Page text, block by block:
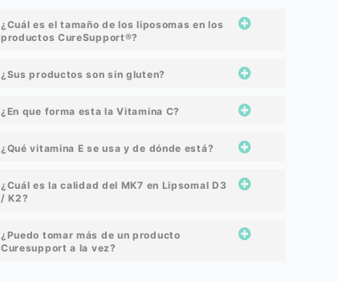
¿Cuál es el tamaño de los liposomas en los
productos CureSupport®?
¿Sus productos son sin gluten?
¿En que forma esta la Vitamina C?
¿Qué vitamina E se usa y de dónde está?
¿Cuál es la calidad del MK7 en Lipsomal D3
/ K2?
¿Puedo tomar más de un producto
Curesupport a la vez?